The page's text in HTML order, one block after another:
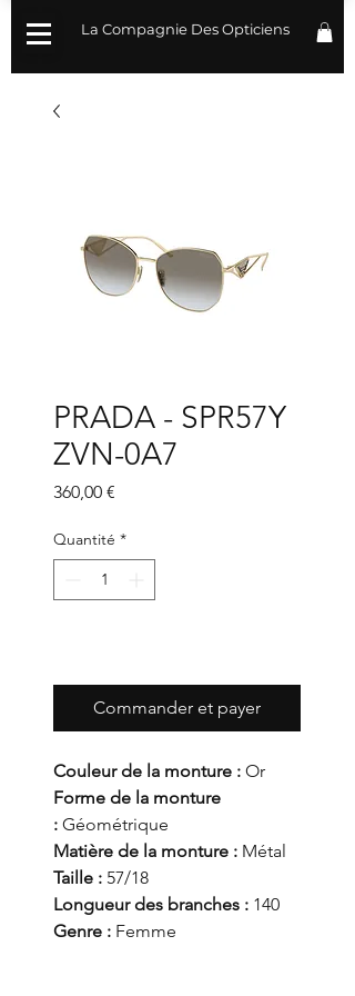
La Compagnie Des Opticiens
PRADA - SPR57Y
ZVN-0A7
360,00 €
Quantité *
Commander et payer
Couleur de la monture : Or
Forme de la monture
: Géométrique
Matière de la monture : Métal
Taille : 57/18
Longueur des branches : 140
Genre : Femme